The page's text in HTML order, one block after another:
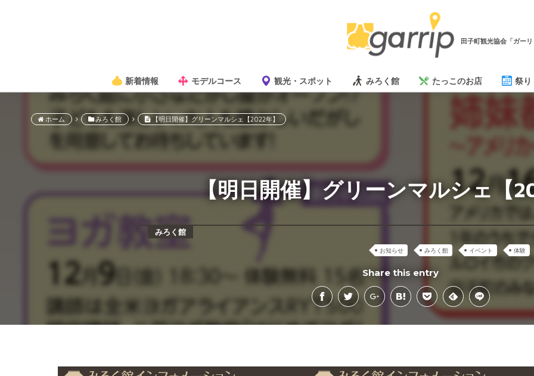
田子町観光協会「ガー
新着情報 モデルコース 観光・スポット みろく館 たっこのお店 祭り
ホーム みろく館 【明日開催】グリーンマルシェ【2022年】
【明日開催】グリーンマルシェ【
みろく館
お知らせ みろく館 イベント 体験
Share this entry